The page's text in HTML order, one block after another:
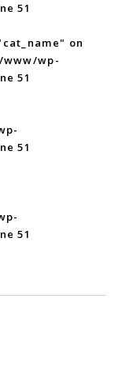
51
on
wp-
51
51
51